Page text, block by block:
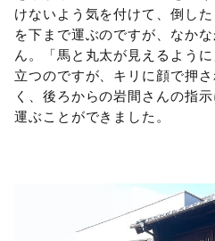
けないよう気を付けて、倒し
を下まで運ぶのですが、なか
ん。「馬と丸太が見えるよう
立つのですが、キリに顔で押
く、後ろからの岩間さんの指
運ぶことができました。